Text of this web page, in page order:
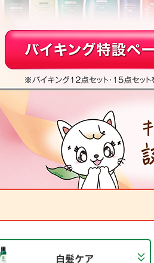
白髪ケア